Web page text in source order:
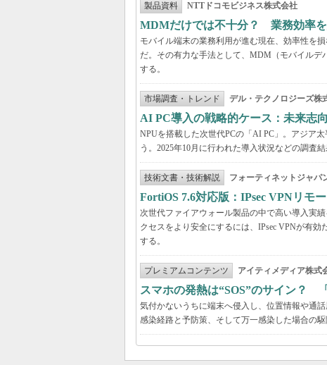
製品資料 NTTドコモビジネス株式会社
MDMだけでは不十分？ 業務効率
モバイル端末の業務利用が進む現在、効率性を
だ。その有力な手法として、MDM（モバイル
する。
市場調査・トレンド デル・テクノロジーズ株
AI PC導入の戦略的ケース：未来志
NPUを搭載した次世代PCの「AI PC」。アジア
う。2025年10月に行われた導入状況などの調査
技術文書・技術解説 フォーティネットジャパ
FortiOS 7.6対応版：IPsec VPNリモ
次世代ファイアウォール製品の中で高い導入実
クセスをより安全にするには、IPsec VPNが有効
する。
プレミアムコンテンツ アイティメディア株式
スマホの発熱は“SOS”のサイン？
気付かないうちに端末へ侵入し、位置情報や通
感染経路と予防策、そして万一感染した場合の駆